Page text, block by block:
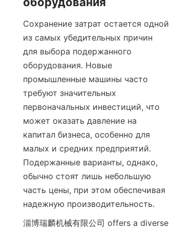
Сохранение затрат остается одной
из самых убедительных причин
для выбора подержанного
оборудования. Новые
промышленные машины часто
требуют значительных
первоначальных инвестиций, что
может оказать давление на
капитал бизнеса, особенно для
малых и средних предприятий.
Подержанные варианты, однако,
обычно стоят лишь небольшую
часть цены, при этом обеспечивая
надежную производительность.
淄博瑞麟机械有限公司 offers a diverse